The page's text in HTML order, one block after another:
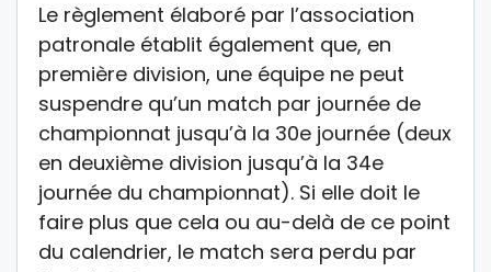
Le règlement élaboré par l’association
patronale établit également que, en
première division, une équipe ne peut
suspendre qu’un match par journée de
championnat jusqu’à la 30e journée (deux
en deuxième division jusqu’à la 34e
journée du championnat). Si elle doit le
faire plus que cela ou au-delà de ce point
du calendrier, le match sera perdu par